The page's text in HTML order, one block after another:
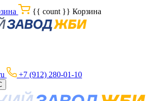
{{ count }} Корзина
+7 (912) 280-01-10